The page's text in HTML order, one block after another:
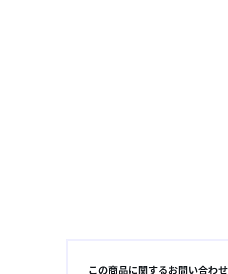
この商品に関するお問い合わせ